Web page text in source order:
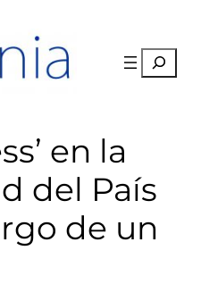
Buscar
en la
del País
de un